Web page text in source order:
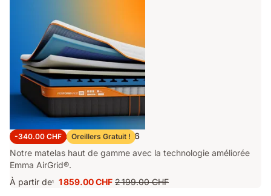
-340.00 CHF Oreillers Gratuit !
Matelas Emma Performance 26
Notre matelas haut de gamme avec la technologie améliorée
Emma AirGrid®.
À partir de1
Prix
1 859.00 CHF Prix
2 199.00 CHF